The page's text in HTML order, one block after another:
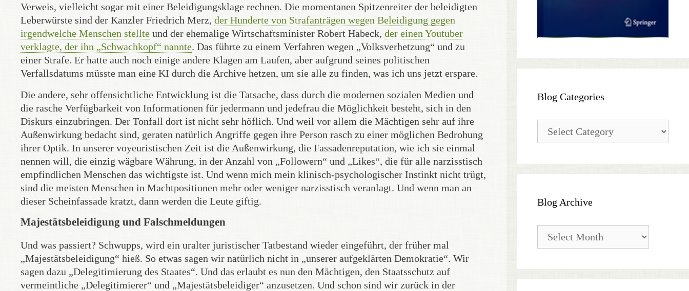
Verweis, vielleicht sogar mit einer Beleidigungsklage rechnen. Die momentanen Spitzenreiter der beleidigten
Leberwürste sind der Kanzler Friedrich Merz, der Hunderte von Strafanträgen wegen Beleidigung gegen
irgendwelche Menschen stellte und der ehemalige Wirtschaftsminister Robert Habeck, der einen Youtuber
verklagte, der ihn „Schwachkopf“ nannte. Das führte zu einem Verfahren wegen „Volksverhetzung“ und zu
einer Strafe. Er hatte auch noch einige andere Klagen am Laufen, aber aufgrund seines politischen
Verfallsdatums müsste man eine KI durch die Archive hetzen, um sie alle zu finden, was ich uns jetzt erspare.
Die andere, sehr offensichtliche Entwicklung ist die Tatsache, dass durch die modernen sozialen Medien und
die rasche Verfügbarkeit von Informationen für jedermann und jedefrau die Möglichkeit besteht, sich in den
Diskurs einzubringen. Der Tonfall dort ist nicht sehr höflich. Und weil vor allem die Mächtigen sehr auf ihre
Außenwirkung bedacht sind, geraten natürlich Angriffe gegen ihre Person rasch zu einer möglichen Bedrohung
ihrer Optik. In unserer voyeuristischen Zeit ist die Außenwirkung, die Fassadenreputation, wie ich sie einmal
nennen will, die einzig wägbare Währung, in der Anzahl von „Followern“ und „Likes“, die für alle narzisstisch
empfindlichen Menschen das wichtigste ist. Und wenn mich mein klinisch-psychologischer Instinkt nicht trügt,
sind die meisten Menschen in Machtpositionen mehr oder weniger narzisstisch veranlagt. Und wenn man an
dieser Scheinfassade kratzt, dann werden die Leute giftig.
Majestätsbeleidigung und Falschmeldungen
Und was passiert? Schwupps, wird ein uralter juristischer Tatbestand wieder eingeführt, der früher mal
„Majestätsbeleidigung“ hieß. So etwas sagen wir natürlich nicht in „unserer aufgeklärten Demokratie“. Wir
sagen dazu „Delegitimierung des Staates“. Und das erlaubt es nun den Mächtigen, den Staatsschutz auf
vermeintliche „Delegitimierer“ und „Majestätsbeleidiger“ anzusetzen. Und schon sind wir zurück in der
Blog Categories
Categories
Blog Archive
Archive